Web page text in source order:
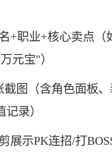
+职业+核心卖点（
元宝"）
截图（含角色面板
录）
展示PK连招/打